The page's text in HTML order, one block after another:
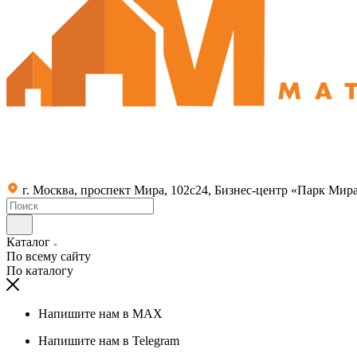
г. Москва, проспект Мира, 102с24, Бизнес-центр «Парк
Каталог
По всему сайту
По каталогу
Напишите нам в MAX
Напишите нам в Telegram